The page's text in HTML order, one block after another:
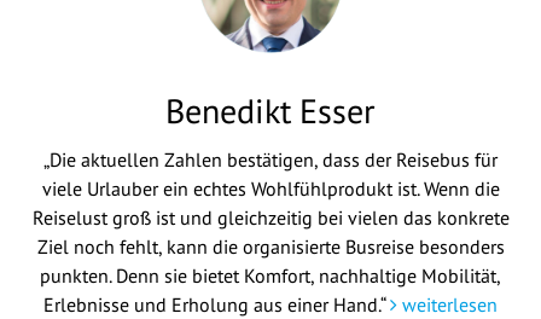
Benedikt Esser
„Die aktuellen Zahlen bestätigen, dass der Reisebus für
viele Urlauber ein echtes Wohlfühlprodukt ist. Wenn die
Reiselust groß ist und gleichzeitig bei vielen das konkrete
Ziel noch fehlt, kann die organisierte Busreise besonders
punkten. Denn sie bietet Komfort, nachhaltige Mobilität,
Erlebnisse und Erholung aus einer Hand.“
weiterlesen